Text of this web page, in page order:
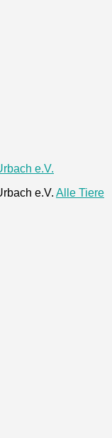
e.V.
e.V. Alle Tiere